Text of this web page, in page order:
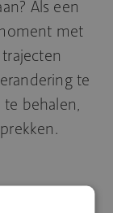
Als een
met
te
behalen,